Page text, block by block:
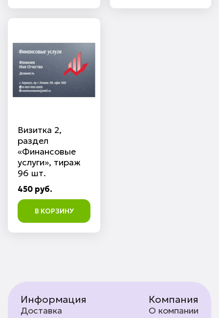
Визитка 2,
раздел
«Финансовые
услуги», тираж
96 шт.
450 руб.
В КОРЗИНУ
Информация
Доставка
Компания
О компании